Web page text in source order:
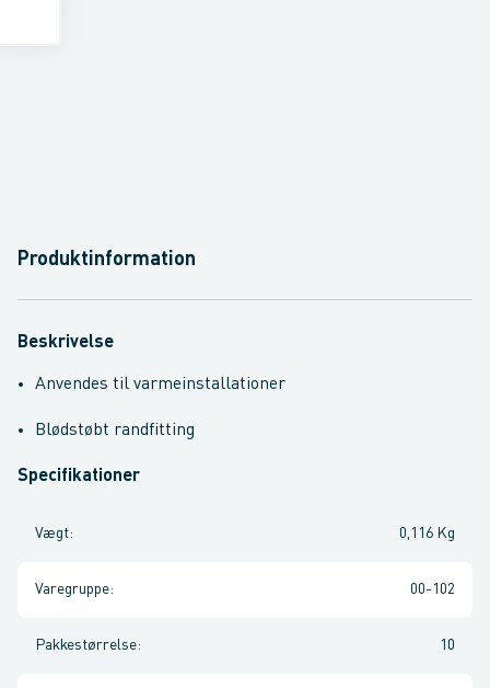
Produktinformation
Beskrivelse
Anvendes til varmeinstallationer
Blødstøbt randfitting
Specifikationer
Vægt: 0,116 Kg
Varegruppe: 00-102
Pakkestørrelse: 10